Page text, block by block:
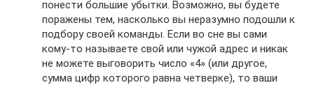
понести большие убытки. Возможно, вы будете
поражены тем, насколько вы неразумно подошли к
подбору своей команды. Если во сне вы сами
кому-то называете свой или чужой адрес и никак
не можете выговорить число «4» (или другое,
сумма цифр которого равна четверке), то ваши